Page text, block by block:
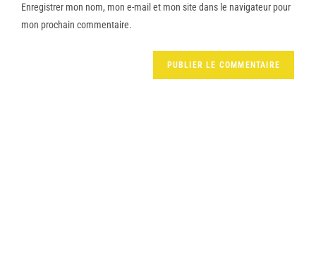
Enregistrer mon nom, mon e-mail et mon site dans le navigateur pour
mon prochain commentaire.